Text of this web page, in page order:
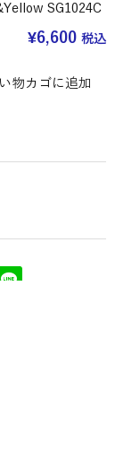
SG1024C
¥6,600 税込
物カゴに追加